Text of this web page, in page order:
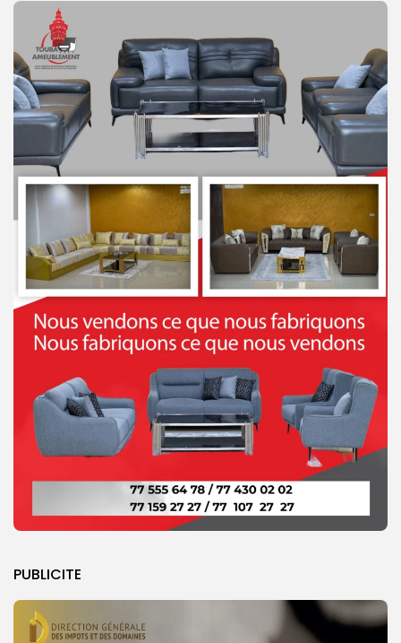
PUBLICITE